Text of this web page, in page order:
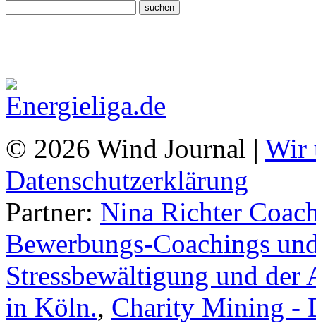
© 2026 Wind Journal | Wir
Datenschutzerklärung
Partner: Nina Richter
Bewerbungs-Coachings
Stressbewältigung und
in Köln., Charity Mining -